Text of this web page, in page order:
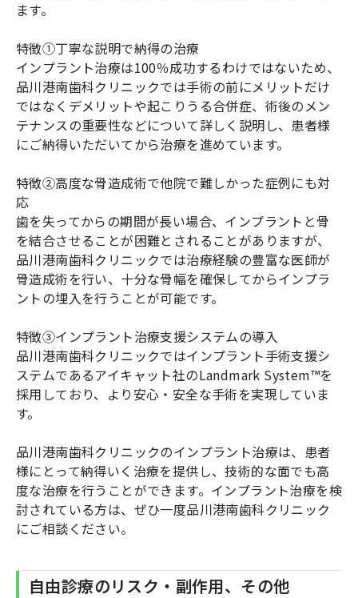
ます。
特徴①丁寧な説明で納得の治療
インプラント治療は100％成功するわけではないため、
品川港南歯科クリニックでは手術の前にメリットだけ
ではなくデメリットや起こりうる合併症、術後のメン
テナンスの重要性などについて詳しく説明し、患者様
にご納得いただいてから治療を進めています。
特徴②高度な骨造成術で他院で難しかった症例にも対
応
歯を失ってからの期間が長い場合、インプラントと骨
を結合させることが困難とされることがありますが、
品川港南歯科クリニックでは治療経験の豊富な医師が
骨造成術を行い、十分な骨幅を確保してからインプラ
ントの埋入を行うことが可能です。
特徴③インプラント治療支援システムの導入
品川港南歯科クリニックではインプラント手術支援シ
ステムであるアイキャット社のLandmark System™を
採用しており、より安心・安全な手術を実現していま
す。
品川港南歯科クリニックのインプラント治療は、患者
様にとって納得いく治療を提供し、技術的な面でも高
度な治療を行うことができます。インプラント治療を検
討されている方は、ぜひ一度品川港南歯科クリニック
にご相談ください。
自由診療のリスク・副作用、その他